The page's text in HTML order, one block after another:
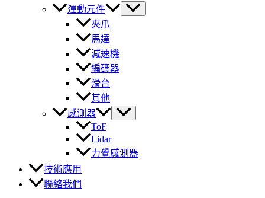
運動元件
夾爪
馬達
減速機
編碼器
滑台
其他
感測器
ToF
Lidar
力覺感測器
技術應用
聯絡我們